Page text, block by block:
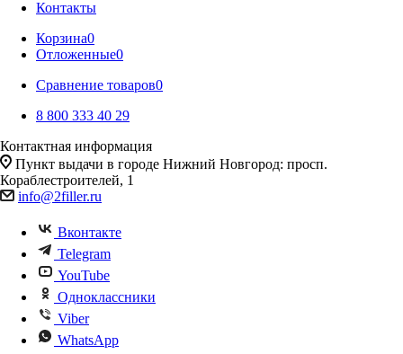
Контакты
Корзина0
Отложенные0
Сравнение товаров0
8 800 333 40 29
Контактная информация
Пункт выдачи в городе Нижний Новгород: просп.
Кораблестроителей, 1
info@2filler.ru
Вконтакте
Telegram
YouTube
Одноклассники
Viber
WhatsApp